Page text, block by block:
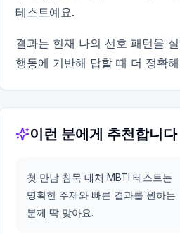
테스트예요.
결과는 현재 나의 선호 패턴을
행동에 기반해 답할 때 더 정확
이런 분에게 추천합니다
첫 만남 침묵 대처 MBTI 테스트는
명확한 주제와 빠른 결과를 원하는
분께 딱 맞아요.